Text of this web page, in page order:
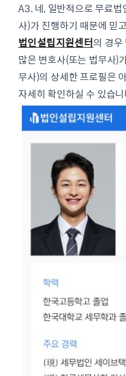
A3. 네, 일반적으로 무료
사)가 진행하기 때문에 믿
법인설립지원센터의 경우
많은 변호사(또는 법무사)
무사)의 상세한 프로필은
자세히 확인하실 수 있습